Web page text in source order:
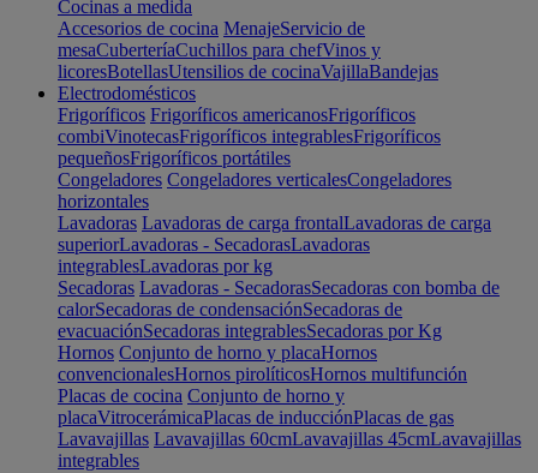
Cocinas a medida
Accesorios de cocina MenajeServicio de
mesaCuberteríaCuchillos para chefVinos y
licoresBotellasUtensilios de cocinaVajillaBandejas
Electrodomésticos
Frigoríficos Frigoríficos americanosFrigoríficos
combiVinotecasFrigoríficos integrablesFrigoríficos
pequeñosFrigoríficos portátiles
Congeladores Congeladores verticalesCongeladores
horizontales
Lavadoras Lavadoras de carga frontalLavadoras de carga
superiorLavadoras - SecadorasLavadoras
integrablesLavadoras por kg
Secadoras Lavadoras - SecadorasSecadoras con bomba de
calorSecadoras de condensaciónSecadoras de
evacuaciónSecadoras integrablesSecadoras por Kg
Hornos Conjunto de horno y placaHornos
convencionalesHornos pirolíticosHornos multifunción
Placas de cocina Conjunto de horno y
placaVitrocerámicaPlacas de inducciónPlacas de gas
Lavavajillas Lavavajillas 60cmLavavajillas 45cmLavavajillas
integrables